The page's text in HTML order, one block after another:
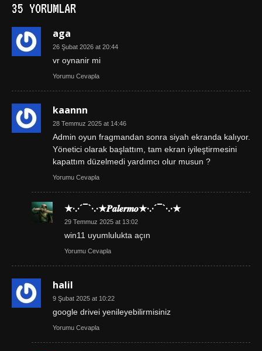
35 YORUMLAR
aga
26 Şubat 2026 at 20:44
vr oynanir mi
Yorumu Cevapla
kaannn
28 Temmuz 2025 at 14:46
Admin oyun fragmandan sonra siyah ekranda kalıyor.
Yönetici olarak başlattım, tam ekran iyileştirmesini
kapattım düzelmedi yardımcı olur musun ?
Yorumu Cevapla
★·.·´¯`·.·★𝑷𝒂𝒍𝒆𝒓𝒎𝒐★·.·´¯`·.·★
29 Temmuz 2025 at 13:02
win11 uyumlulukta açın
Yorumu Cevapla
halil
9 Şubat 2025 at 10:22
google drivei yenileyebilirmisiniz
Yorumu Cevapla